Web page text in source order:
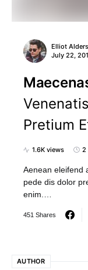
Elliot
July 22,
Pretium
1.6K views 2
Aenean eleifend
pede dis dolor
enim.…
451 Shares
AUTHOR